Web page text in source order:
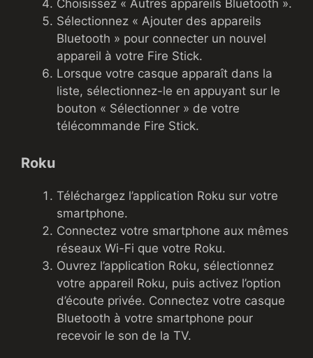
Choisissez « Autres appareils Bluetooth ».
Sélectionnez « Ajouter des appareils
Bluetooth » pour connecter un nouvel
appareil à votre Fire Stick.
Lorsque votre casque apparaît dans la
liste, sélectionnez-le en appuyant sur le
bouton « Sélectionner » de votre
télécommande Fire Stick.
Roku
Téléchargez l’application Roku sur votre
smartphone.
Connectez votre smartphone aux mêmes
réseaux Wi-Fi que votre Roku.
Ouvrez l’application Roku, sélectionnez
votre appareil Roku, puis activez l’option
d’écoute privée. Connectez votre casque
Bluetooth à votre smartphone pour
recevoir le son de la TV.